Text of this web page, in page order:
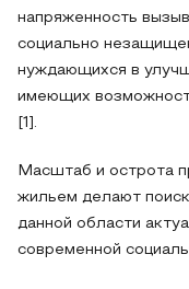
напряженность
социально
нуждающихся в
имеющих
[1].
Масштаб и острота
жильем делают
данной области
современной